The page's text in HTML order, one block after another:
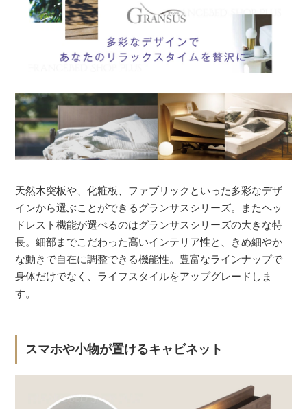
天然木突板や、化粧板、ファブリックといった多彩なデザ
インから選ぶことができるグランサスシリーズ。またヘッ
ドレスト機能が選べるのはグランサスシリーズの大きな特
長。細部までこだわった高いインテリア性と、きめ細やか
な動きで自在に調整できる機能性。豊富なラインナップで
身体だけでなく、ライフスタイルをアップグレードしま
す。
スマホや小物が置けるキャビネット